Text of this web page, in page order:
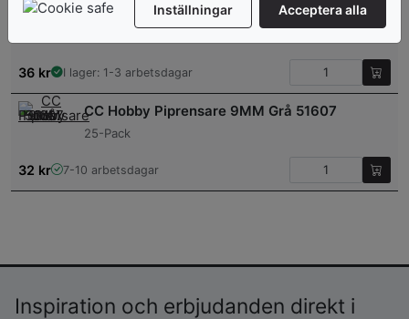
Piprensare
36 kr I lager: 1-3 arbetsdagar
CC Hobby Piprensare 9MM Grå 51607
25-Pack
32 kr 7-10 arbetsdagar
Inspiration och erbjudanden direkt i
Inställningar Acceptera alla